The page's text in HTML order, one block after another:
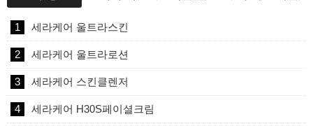
1 세라케어 울트라스킨
2 세라케어 울트라로션
3 세라케어 스킨클렌저
4 세라케어 H30S페이셜크림